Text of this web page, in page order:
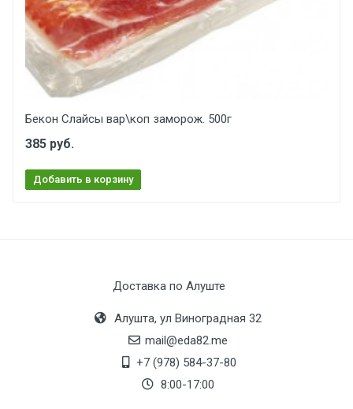
Бекон Слайсы вар\коп заморож. 500г
385 руб.
Добавить в корзину
Доставка по Алуште
Алушта, ул Виноградная 32
mail@eda82.me
+7 (978) 584-37-80
8:00-17:00